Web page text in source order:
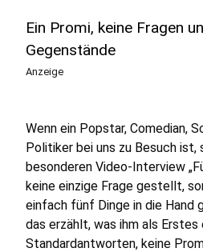
Ein Promi, keine Fragen
Gegenstände
Anzeige
Wenn ein Popstar, Comedian,
Politiker bei uns zu Besuch
besonderen Video-Interview
keine einzige Frage gestellt,
einfach fünf Dinge in die Hand
das erzählt, was ihm als
Standardantworten, keine